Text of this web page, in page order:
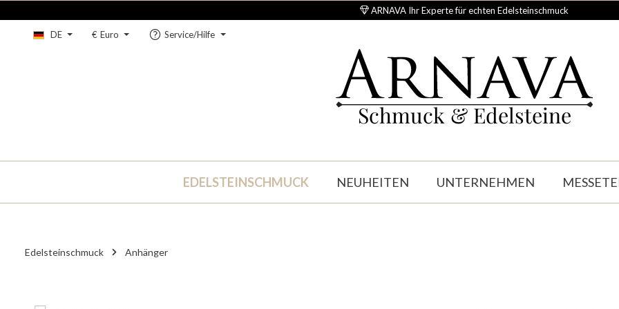
ARNAVA Ihr Experte für echten Edelsteinschmuck
DE € Euro Service/Hilfe
Schmuck & Edelsteine
EDELSTEINSCHMUCK NEUHEITEN UNTERNEHMEN
Edelsteinschmuck Anhänger